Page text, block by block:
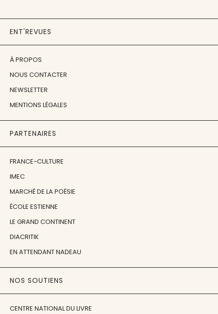
ENT'REVUES
À PROPOS
NOUS CONTACTER
NEWSLETTER
MENTIONS LÉGALES
PARTENAIRES
FRANCE-CULTURE
IMEC
MARCHÉ DE LA POÉSIE
ÉCOLE ESTIENNE
LE GRAND CONTINENT
DIACRITIK
EN ATTENDANT NADEAU
NOS SOUTIENS
CENTRE NATIONAL DU LIVRE